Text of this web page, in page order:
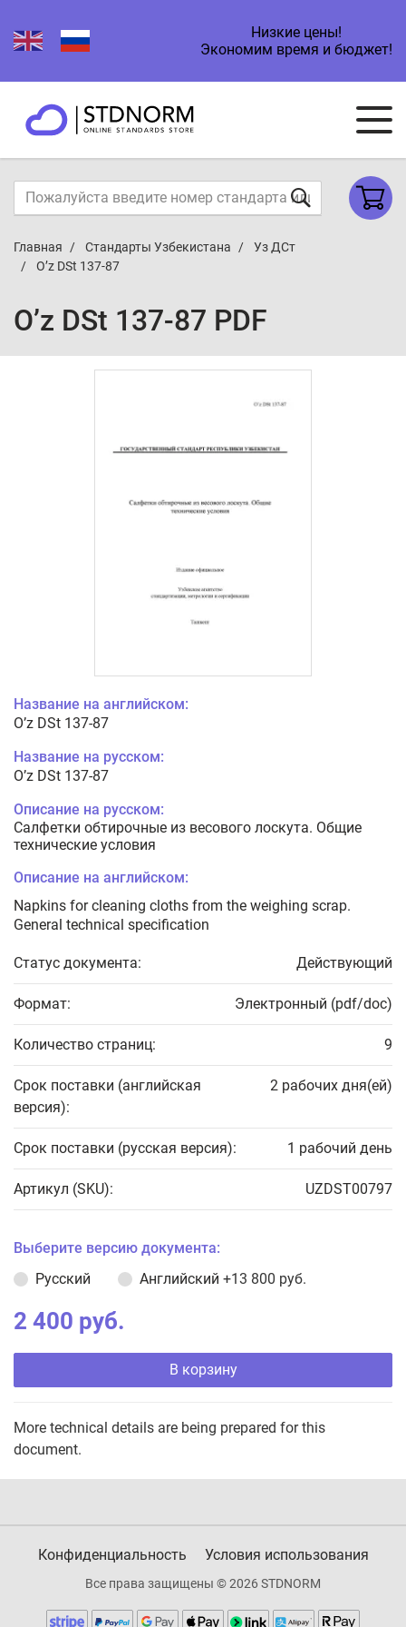
Низкие цены!
Экономим время и бюджет!
Главная Стандарты Узбекистана
Уз ДСт
O’z DSt 137-87
O’z DSt 137-87 PDF
Название на английском:
O’z DSt 137-87
Название на русском:
O’z DSt 137-87
Описание на русском:
Салфетки обтирочные из весового лоскута. Общие
технические условия
Описание на английском:
Napkins for cleaning cloths from the weighing scrap.
General technical specification
Статус документа: Действующий
Формат: Электронный (pdf/doc)
Количество страниц: 9
Срок поставки (английская
версия):
2 рабочих дня(ей)
Срок поставки (русская версия): 1 рабочий день
Артикул (SKU): UZDST00797
Выберите версию документа:
Русский
Английский +13 800 руб.
2 400 руб.
В корзину
More technical details are being prepared for this
document.
Конфиденциальность Условия использования
Все права защищены © 2026 STDNORM